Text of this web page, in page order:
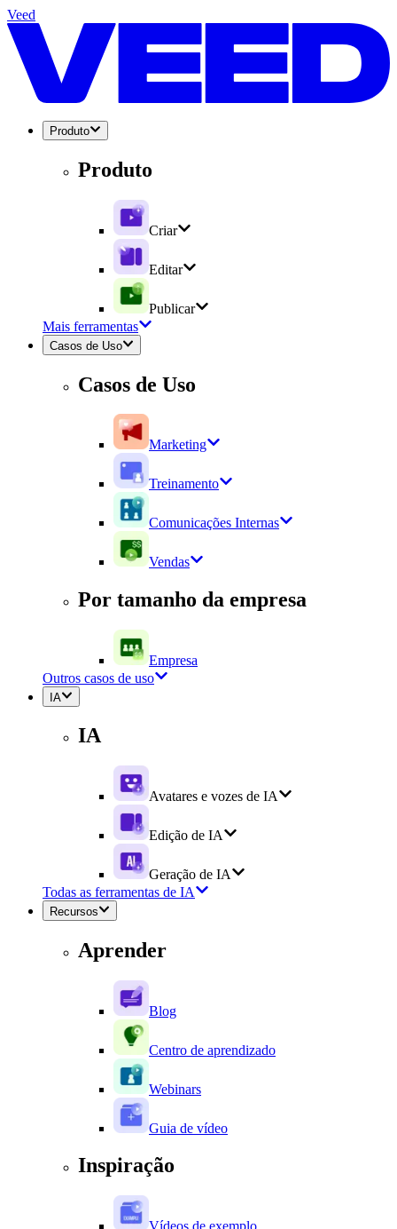
Veed
Produto
Produto
Criar
Editar
Publicar
Mais ferramentas
Casos de Uso
Casos de Uso
Marketing
Treinamento
Comunicações Internas
Vendas
Por tamanho da empresa
Empresa
Outros casos de uso
IA
IA
Avatares e vozes de IA
Edição de IA
Geração de IA
Todas as ferramentas de IA
Recursos
Aprender
Blog
Centro de aprendizado
Webinars
Guia de vídeo
Inspiração